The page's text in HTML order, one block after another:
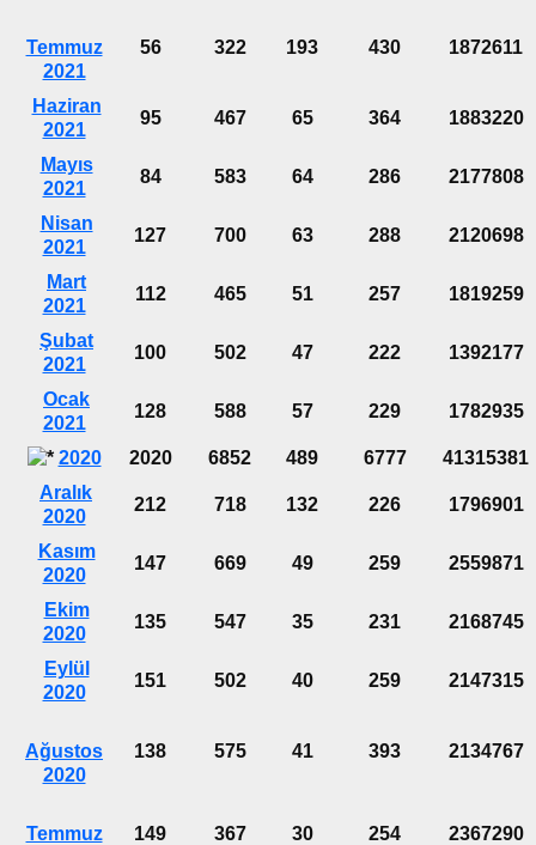
Temmuz
2021
56 322 193 430 1872611
Haziran
2021
95 467 65 364 1883220
Mayıs
2021
84 583 64 286 2177808
Nisan
2021
127 700 63 288 2120698
Mart
2021
112 465 51 257 1819259
Şubat
2021
100 502 47 222 1392177
Ocak
2021
128 588 57 229 1782935
2020 2020 6852 489 6777
41315381
Aralık
2020
212 718 132 226 1796901
Kasım
2020
147 669 49 259 2559871
Ekim
2020
135 547 35 231 2168745
Eylül
2020
151 502 40 259 2147315
Ağustos
2020
138 575 41 393 2134767
Temmuz
149 367 30 254 2367290